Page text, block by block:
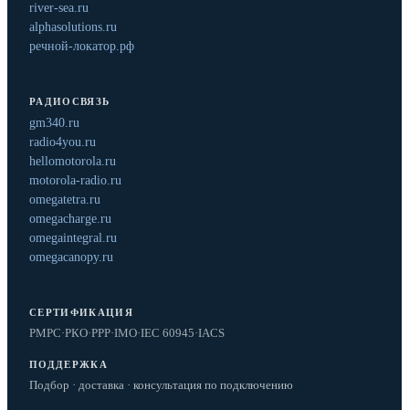
river-sea.ru
alphasolutions.ru
речной-локатор.рф
РАДИОСВЯЗЬ
gm340.ru
radio4you.ru
hellomotorola.ru
motorola-radio.ru
omegatetra.ru
omegacharge.ru
omegaintegral.ru
omegacanopy.ru
СЕРТИФИКАЦИЯ
РМРС·РКО·РРР·IMO·IEC 60945·IACS
ПОДДЕРЖКА
Подбор · доставка · консультация по подключению